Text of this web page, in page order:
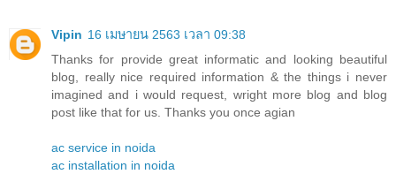
Vipin 16 เมษายน 2563 เวลา 09:38
Thanks for provide great informatic and looking beautiful
blog, really nice required information & the things i never
imagined and i would request, wright more blog and blog
post like that for us. Thanks you once agian
ac service in noida
ac installation in noida